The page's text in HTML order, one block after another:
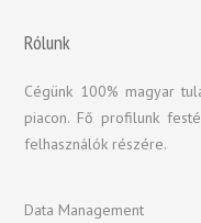
Rólunk
Cégünk 100% magyar
piacon. Fő profilunk
felhasználók részére.
Data Management